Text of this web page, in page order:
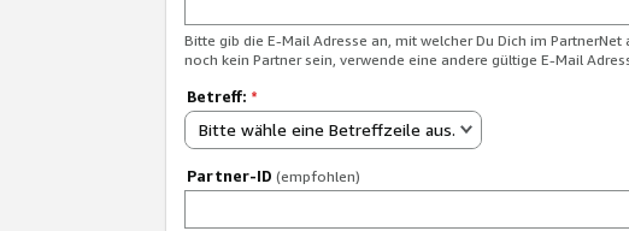
Bitte gib die E-Mail Adresse an, mit welcher Du Dich im PartnerNet
noch kein Partner sein, verwende eine andere gültige E-Mail
Betreff: *
Bitte wähle eine Betreffzeile aus.
Partner-ID (empfohlen)